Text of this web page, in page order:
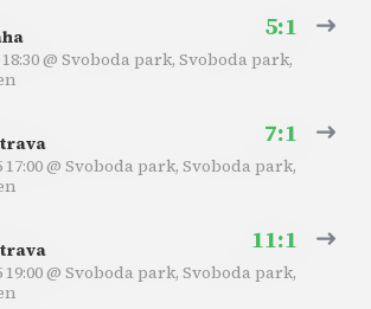
5:1
@ Svoboda park, Svoboda park,
7:1
17:00 @ Svoboda park, Svoboda park,
11:1
19:00 @ Svoboda park, Svoboda park,